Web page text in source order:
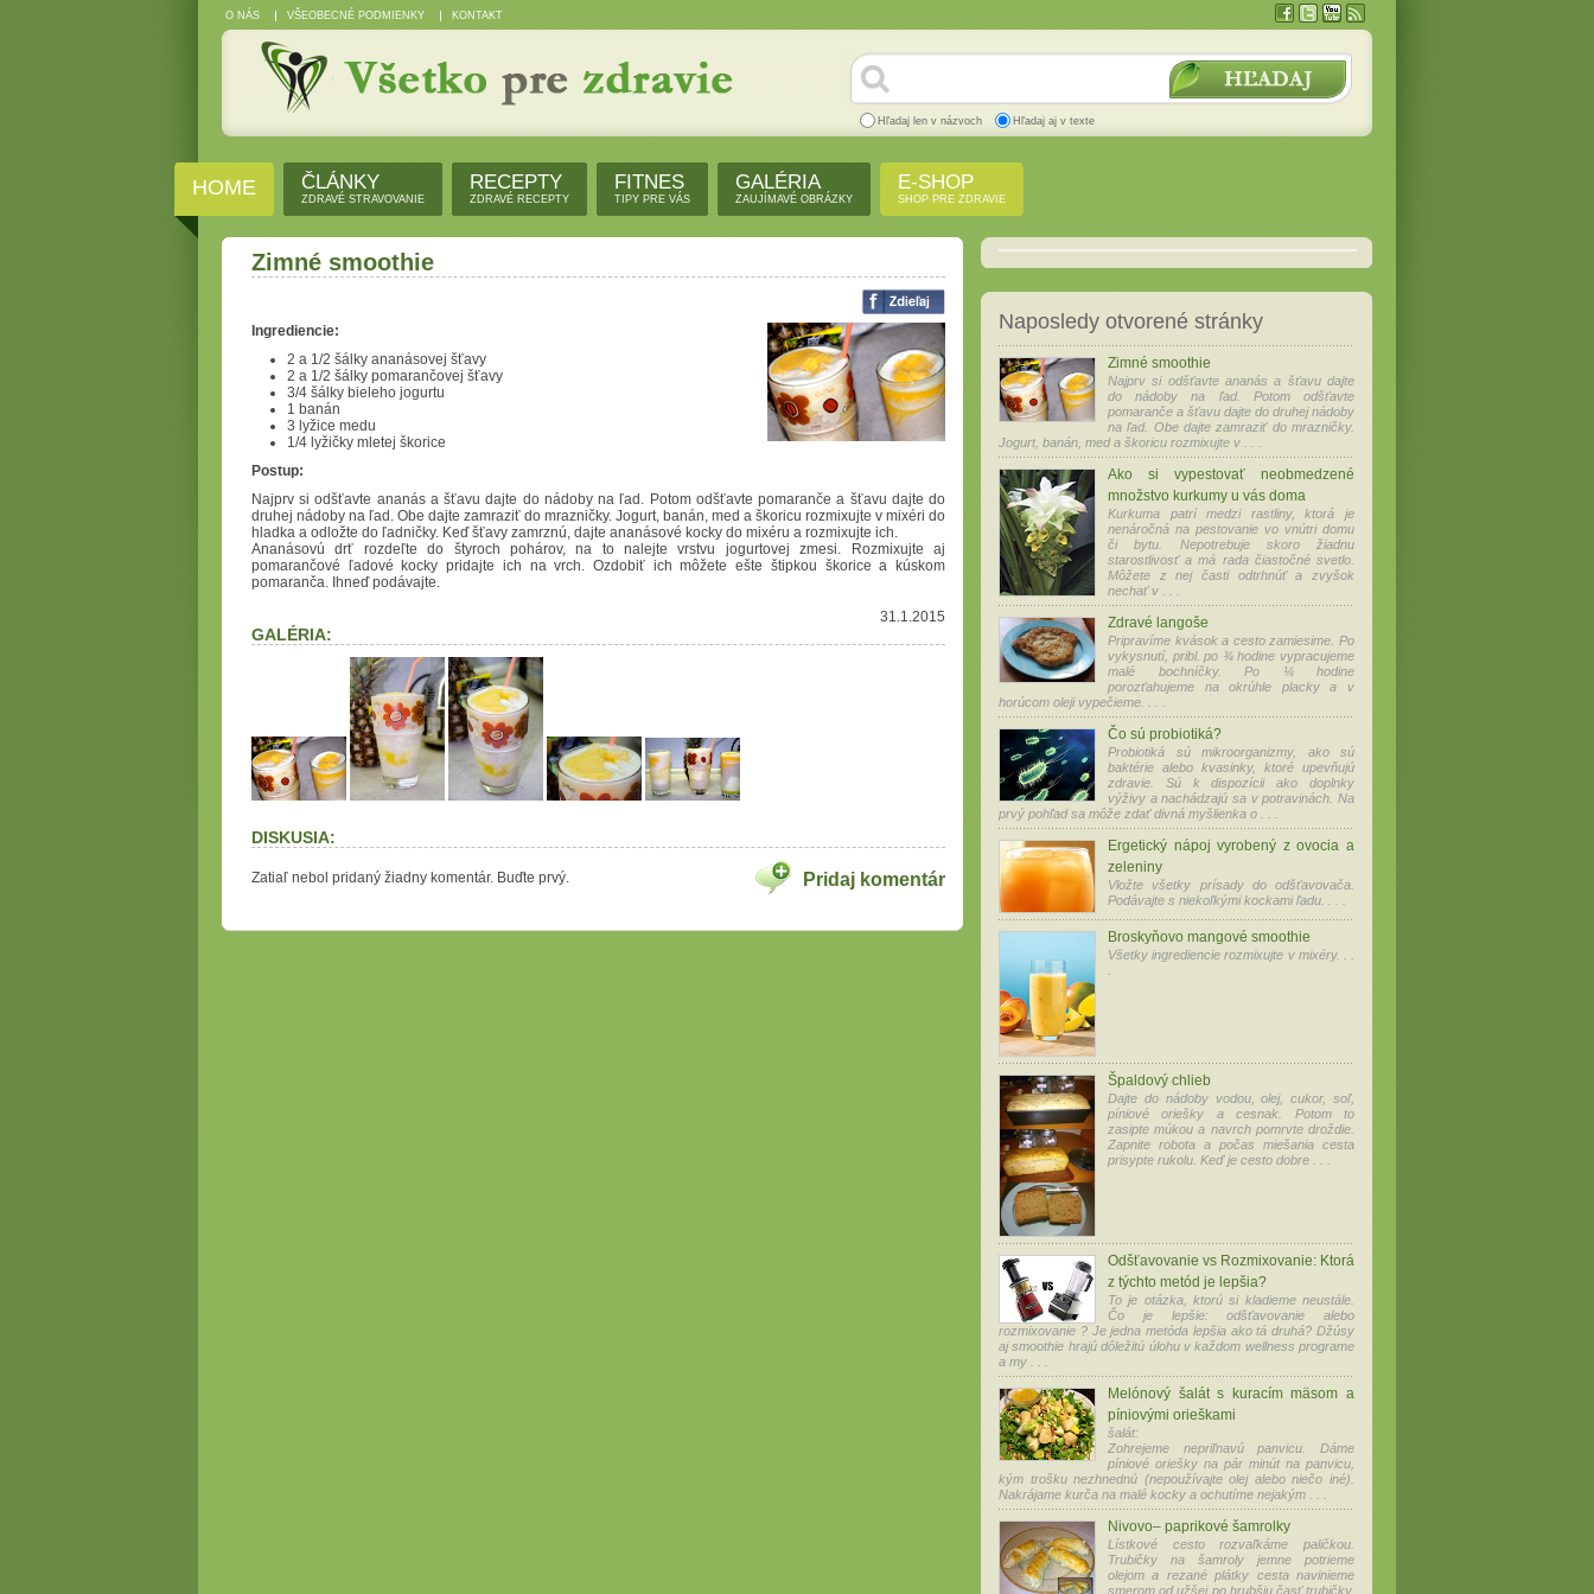
O NÁS VŠEOBECNÉ PODMIENKY KONTAKT
Hľadaj len v názvoch Hľadaj aj v texte
HOME ČLÁNKY
ZDRAVÉ STRAVOVANIE
RECEPTY
ZDRAVÉ RECEPTY
FITNES
TIPY PRE VÁS
GALÉRIA
ZAUJÍMAVÉ OBRÁZKY
E-SHOP
SHOP PRE ZDRAVIE
Zimné smoothie
Ingrediencie:
2 a 1/2 šálky ananásovej šťavy
2 a 1/2 šálky pomarančovej šťavy
3/4 šálky bieleho jogurtu
1 banán
3 lyžice medu
1/4 lyžičky mletej škorice
Postup:
Najprv si odšťavte ananás a šťavu dajte do nádoby na ľad. Potom odšťavte pomaranče a šťavu dajte do
druhej nádoby na ľad. Obe dajte zamraziť do mrazničky. Jogurt, banán, med a škoricu rozmixujte v mixéri do
hladka a odložte do ľadničky. Keď šťavy zamrznú, dajte ananásové kocky do mixéru a rozmixujte ich.
Ananásovú drť rozdeľte do štyroch pohárov, na to nalejte vrstvu jogurtovej zmesi. Rozmixujte aj
pomarančové ľadové kocky pridajte ich na vrch. Ozdobiť ich môžete ešte štipkou škorice a kúskom
pomaranča. Ihneď podávajte.
31.1.2015
GALÉRIA:
DISKUSIA:
Zatiaľ nebol pridaný žiadny komentár. Buďte prvý. Pridaj komentár
Naposledy otvorené stránky
Zimné smoothie
Najprv si odšťavte ananás a šťavu dajte
do nádoby na ľad. Potom odšťavte
pomaranče a šťavu dajte do druhej nádoby
na ľad. Obe dajte zamraziť do mrazničky.
Jogurt, banán, med a škoricu rozmixujte v . . .
Ako si vypestovať neobmedzené
množstvo kurkumy u vás doma
Kurkuma patrí medzi rastliny, ktorá je
nenáročná na pestovanie vo vnútri domu
či bytu. Nepotrebuje skoro žiadnu
starostlivosť a má rada čiastočné svetlo.
Môžete z nej časti odtrhnúť a zvyšok
nechať v . . .
Zdravé langoše
Pripravíme kvások a cesto zamiesime. Po
vykysnutí, pribl. po ¾ hodine vypracujeme
malé bochníčky. Po ¼ hodine
porozťahujeme na okrúhle placky a v
horúcom oleji vypečieme. . . .
Čo sú probiotiká?
Probiotiká sú mikroorganizmy, ako sú
baktérie alebo kvasinky, ktoré upevňujú
zdravie. Sú k dispozícii ako doplnky
výživy a nachádzajú sa v potravinách. Na
prvý pohľad sa môže zdať divná myšlienka o . . .
Ergetický nápoj vyrobený z ovocia a
zeleniny
Vložte všetky prísady do odšťavovača.
Podávajte s niekoľkými kockami ľadu. . . .
Broskyňovo mangové smoothie
Všetky ingrediencie rozmixujte v mixéry. . .
Špaldový chlieb
Dajte do nádoby vodou, olej, cukor, soľ,
píniové oriešky a cesnak. Potom to
zasipte múkou a navrch pomrvte droždie.
Zapnite robota a počas miešania cesta
prisypte rukolu. Keď je cesto dobre . . .
Odšťavovanie vs Rozmixovanie: Ktorá
z týchto metód je lepšia?
To je otázka, ktorú si kladieme neustále.
Čo je lepšie: odšťavovanie alebo
rozmixovanie ? Je jedna metóda lepšia ako tá druhá? Džúsy
aj smoothie hrajú dôležitú úlohu v každom wellness programe
a my . . .
Melónový šalát s kuracím mäsom a
píniovými orieškami
šalát:
Zohrejeme nepriľnavú panvicu. Dáme
píniové oriešky na pár minút na panvicu,
kým trošku nezhnednú (nepoužívajte olej alebo niečo iné).
Nakrájame kurča na malé kocky a ochutíme nejakým . . .
Nivovo– paprikové šamrolky
Lístkové cesto rozvaľkáme paličkou.
Trubičky na šamroly jemne potrieme
olejom a rezané plátky cesta navinieme
smerom od užšej po hrubšiu časť trubičky.